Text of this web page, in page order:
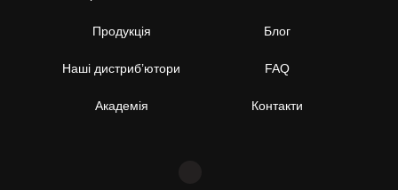
Продукція
Наші дистриб’ютори
Академія
Блог
FAQ
Контакти